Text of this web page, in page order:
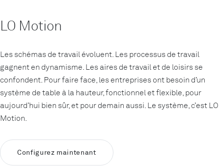
LO Motion
Les schémas de travail évoluent. Les processus de travail
gagnent en dynamisme. Les aires de travail et de loisirs se
confondent. Pour faire face, les entreprises ont besoin d’un
système de table à la hauteur, fonctionnel et flexible, pour
aujourd’hui bien sûr, et pour demain aussi. Le système, c’est LO
Motion.
Configurez maintenant